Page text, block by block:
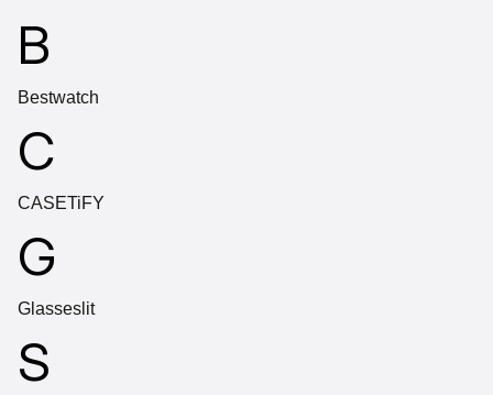
B
Bestwatch
C
CASETiFY
G
Glasseslit
S